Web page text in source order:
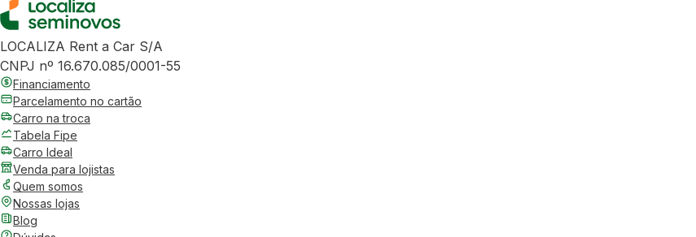
LOCALIZA Rent a Car S/A
CNPJ nº 16.670.085/0001-55
Financiamento
Parcelamento no cartão
Carro na troca
Tabela Fipe
Carro Ideal
Venda para lojistas
Quem somos
Nossas lojas
Blog